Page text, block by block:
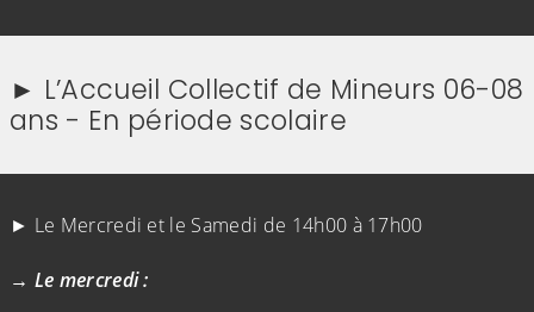
► L’Accueil Collectif de Mineurs 06-08
ans - En période scolaire
► Le Mercredi et le Samedi de 14h00 à 17h00
→ Le mercredi :